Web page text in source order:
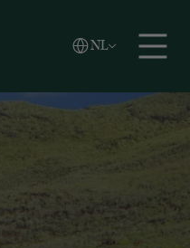
Zoeken
NL
Vlaams
English